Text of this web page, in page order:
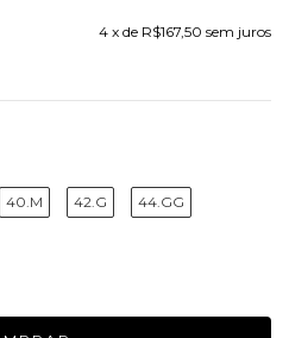
4 x de R$167,50 sem juros
40.M 42.G 44.GG